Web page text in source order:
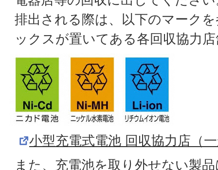
排出される際は、以下のマーク
ックスが置いてある各回収協力
小型充電式電池 回収協力店（
また、充電池を取り外せない製